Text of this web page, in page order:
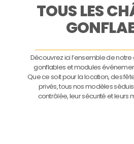
TOUS LES
Découvrez ici l’ensemble de
gonflables et modules
Que ce soit pour la location, des
privés, tous nos modèles
contrôlée, leur sécurité et leurs